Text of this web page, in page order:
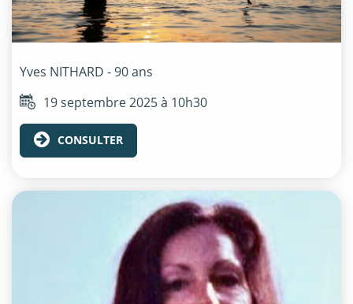
Yves NITHARD - 90 ans
19 septembre 2025 à 10h30
CONSULTER